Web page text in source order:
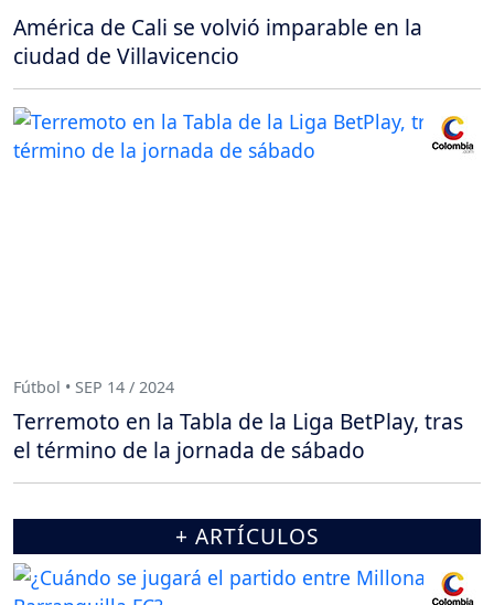
América de Cali se volvió imparable en la
ciudad de Villavicencio
Fútbol • SEP 14 / 2024
Terremoto en la Tabla de la Liga BetPlay, tras
el término de la jornada de sábado
+ ARTÍCULOS